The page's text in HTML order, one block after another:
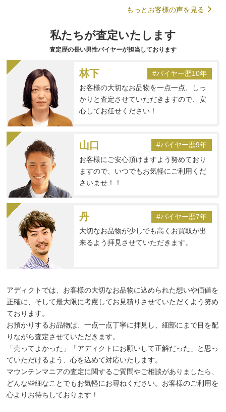
もっとお客様の声を見る
私たちが査定いたします
査定歴の長い男性バイヤーが担当しております
林下
#バイヤー歴10年
お客様の大切なお品物を一点一点、しっ
かりと査定させていただきますので、安
心してお任せください！
山口
#バイヤー歴9年
お客様にご安心頂けますよう努めており
ますので、いつでもお気軽にご利用くだ
さいませ！！
丹
#バイヤー歴7年
大切なお品物が少しでも高くお買取が出
来るよう拝見させていただきます。
アディクトでは、お客様の大切なお品物に込められた想いや価値を
正確に、そして最大限に考慮してお見積りさせていただくよう努め
ております。
お預かりするお品物は、一点一点丁寧に拝見し、細部にまで目を配
りながら査定させていただきます。
「売ってよかった」「アディクトにお願いして正解だった」と思っ
ていただけるよう、心を込めて対応いたします。
マウンテンマニアの査定に関するご質問やご相談がありましたら、
どんな些細なことでもお気軽にお尋ねください。お客様のご利用を
心よりお待ちしております！